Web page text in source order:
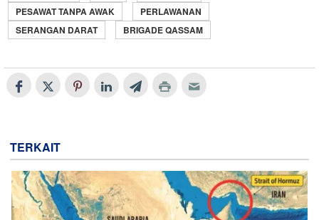
PESAWAT TANPA AWAK
PERLAWANAN
SERANGAN DARAT
BRIGADE QASSAM
TERKAIT